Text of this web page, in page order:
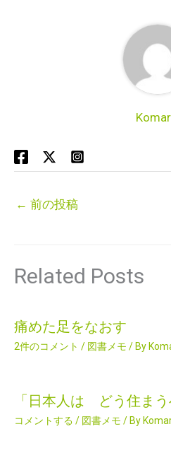
← 前の投稿
Related Posts
痛めた足をなおす
2件のコメント / 図書メモ / By
「日本人は どう住まう
コメントする / 図書メモ / By